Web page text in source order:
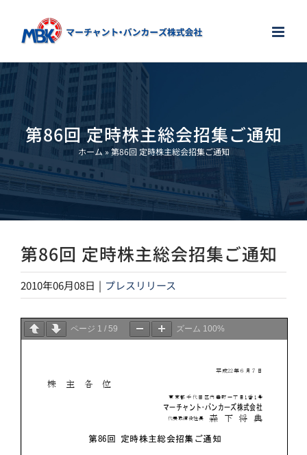
content
第86回 定時株主総会招集ご通知
ホーム »第86回 定時株主総会招集ご通知
第86回 定時株主総会招集ご通知
2010年06月08日 | プレスリリース
ページ 1 / 59 ズーム 100%